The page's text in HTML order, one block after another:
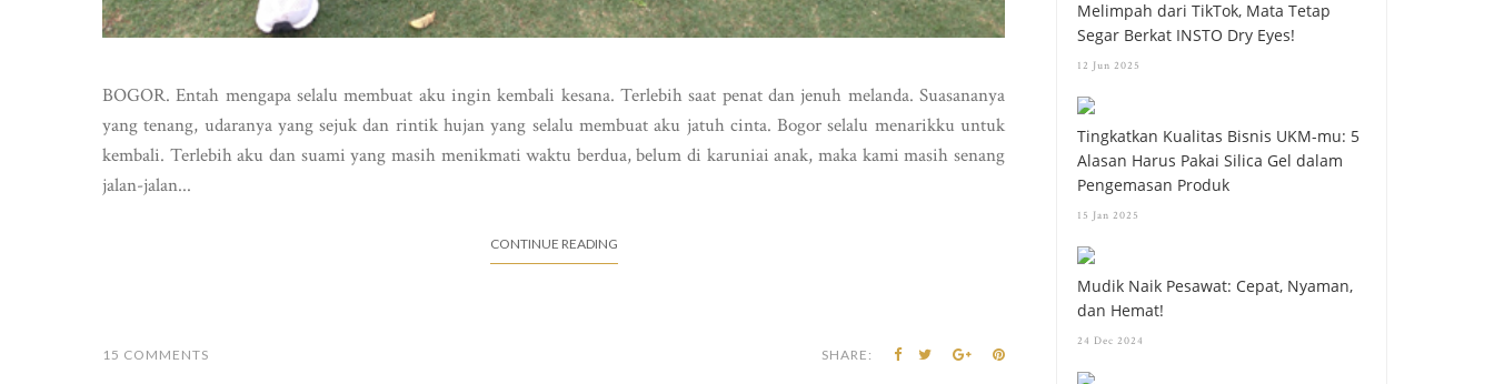
BOGOR. Entah mengapa selalu membuat aku ingin kembali kesana. Terlebih saat penat dan jenuh melanda. Suasananya
yang tenang, udaranya yang sejuk dan rintik hujan yang selalu membuat aku jatuh cinta. Bogor selalu menarikku untuk
kembali. Terlebih aku dan suami yang masih menikmati waktu berdua, belum di karuniai anak, maka kami masih senang
jalan-jalan...
CONTINUE READING
15 COMMENTS SHARE:
Melimpah dari TikTok, Mata Tetap
Segar Berkat INSTO Dry Eyes!
12 Jun 2025
Tingkatkan Kualitas Bisnis UKM-mu: 5
Alasan Harus Pakai Silica Gel dalam
Pengemasan Produk
15 Jan 2025
Mudik Naik Pesawat: Cepat, Nyaman,
dan Hemat!
24 Dec 2024